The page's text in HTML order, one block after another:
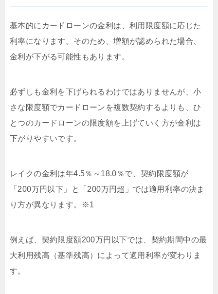
基本的にカードローンの金利は、利用限度額に応じた
利率になります。そのため、増額が認められた場合、
金利が下がる可能性もあります。
必ずしも金利を下げられるわけではありませんが、小
さな限度額でカードローンを複数契約するよりも、ひ
とつのカードローンの限度額を上げていく方が金利は
下がりやすいです。
レイクの金利は年4.5％～18.0％で、契約限度額が
「200万円以下」と「200万円超」では適用利率の決ま
り方が異なります。※1
例えば、契約限度額200万円以下では、契約期間中の最
大利用残高（基準残高）によって適用利率が変わりま
す。